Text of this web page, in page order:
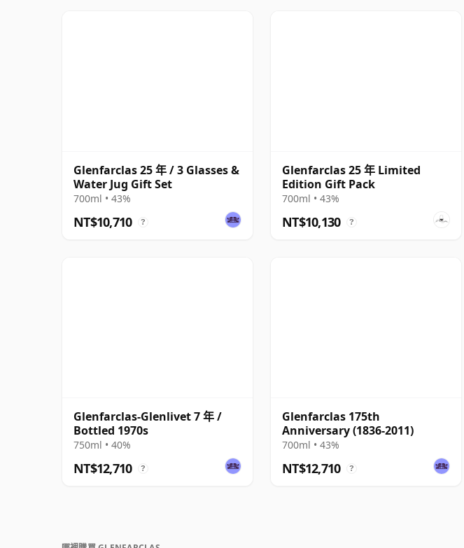
Glenfarclas 25 年 / 3 Glasses &
Water Jug Gift Set
700ml • 43%
NT$10,710 ?
Glenfarclas 25 年 Limited
Edition Gift Pack
700ml • 43%
NT$10,130 ?
Glenfarclas-Glenlivet 7 年 /
Bottled 1970s
750ml • 40%
NT$12,710 ?
Glenfarclas 175th
Anniversary (1836-2011)
700ml • 43%
NT$12,710 ?